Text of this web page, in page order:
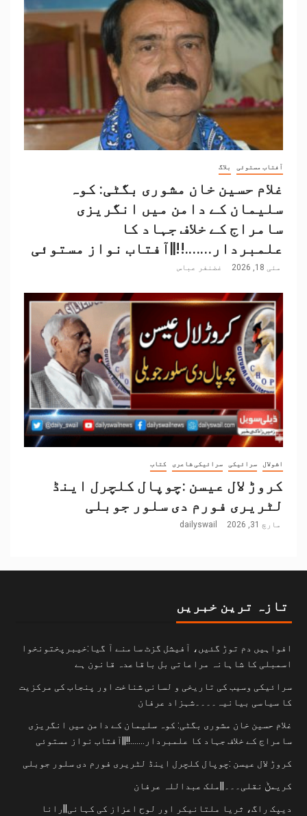
آفتاب مستوئی بلاگ
غلام حسین خان مشوری بگٹی: کوہ
سلیمان کے دامن میں انگریزی
سامراج کے خلاف جہاد کا
علمبردار…….!!||آفتاب نواز مستوئی
مئی 18, 2026 غضنفر عباس
اشولال سرائیکی سرائیکی شاعری کتاب
کروڑ لال عیسن :چوپال کلچرل اینڈ
لٹریری فورم دی سلور جوبلی
مارچ 31, 2026 dailyswail
تازہ ترین خبریں
افواہیں دم توڑ گئیں، آفیشل گزٹ سامنے آ گیا:خیبرپختونخوا
اسمبلی کا شاہانہ مراعاتی بل باقاعدہ قانون ہے
سرائیکی وسیب کی تاریخی و لسانی شناخت اور پنجاب کی مرکزیت
کا سیاسی بیانیہ۔۔۔۔شہزاد عرفان
غلام حسین خان مشوری بگٹی: کوہ سلیمان کے دامن میں انگریزی
سامراج کے خلاف جہاد کا علمبردار…….!!||آفتاب نواز مستوئی
کروڑ لال عیسن :چوپال کلچرل اینڈ لٹریری فورم دی سلور جوبلی
کریمݨ نقلی۔۔۔||ملک عبداللہ عرفان
دیپک راگ، ثریا ملتانیکر اور لوح اعزاز کی کہانی||رانا